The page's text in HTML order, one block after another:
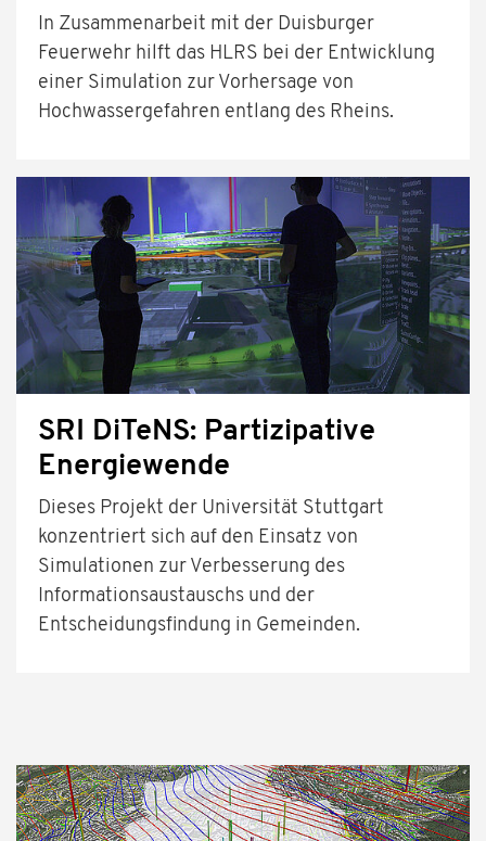
In Zusammenarbeit mit der Duisburger
Feuerwehr hilft das HLRS bei der Entwicklung
einer Simulation zur Vorhersage von
Hochwassergefahren entlang des Rheins.
SRI DiTeNS: Partizipative
Energiewende
Dieses Projekt der Universität Stuttgart
konzentriert sich auf den Einsatz von
Simulationen zur Verbesserung des
Informationsaustauschs und der
Entscheidungsfindung in Gemeinden.